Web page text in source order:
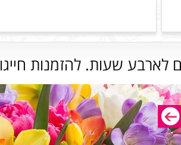
לארבע שעות. להזמנות חייגו